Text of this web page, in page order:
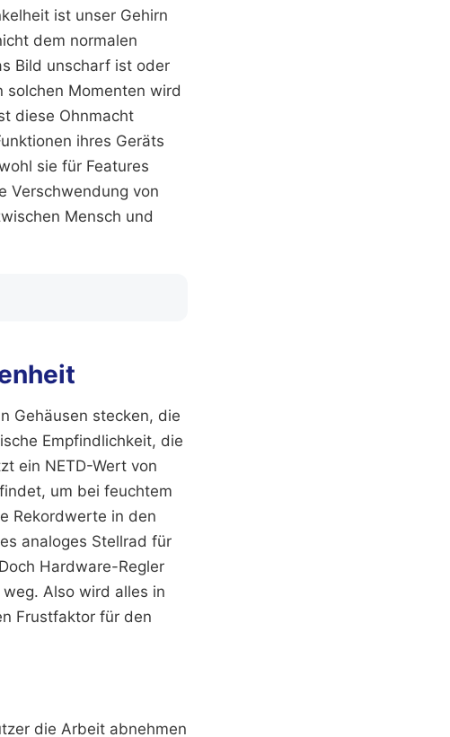
ist unser Gehirn
dem normalen
Bild unscharf ist oder
Momenten wird
diese Ohnmacht
ihres Geräts
sie für Features
Verschwendung von
Mensch und
Gehäusen stecken, die
Empfindlichkeit, die
ein NETD-Wert von
um bei feuchtem
Rekordwerte in den
analoges Stellrad für
Hardware-Regler
Also wird alles in
Frustfaktor für den
die Arbeit abnehmen